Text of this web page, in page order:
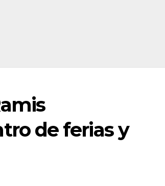
de ferias y